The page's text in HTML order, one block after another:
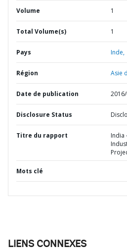
Volume 1
Total Volume(s) 1
Pays Inde,
Région Asie
Date de publication
Disclosure Status
Titre du rapport
India
Mots clé
LIENS CONNEXES